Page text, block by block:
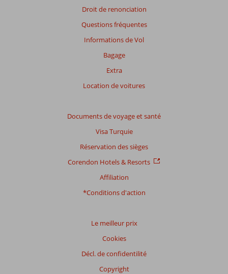
Droit de renonciation
Questions fréquentes
Informations de Vol
Bagage
Extra
Location de voitures
Documents de voyage et santé
Visa Turquie
Réservation des sièges
Corendon Hotels & Resorts
Affiliation
*Conditions d'action
Le meilleur prix
Cookies
Décl. de confidentilité
Copyright